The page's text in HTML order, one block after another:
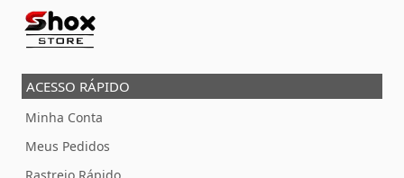
ACESSO RÁPIDO
Minha Conta
Meus Pedidos